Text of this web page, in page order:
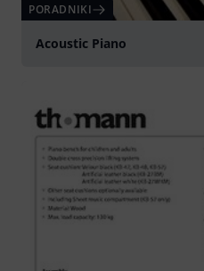
PORADNIKI
Acoustic Piano